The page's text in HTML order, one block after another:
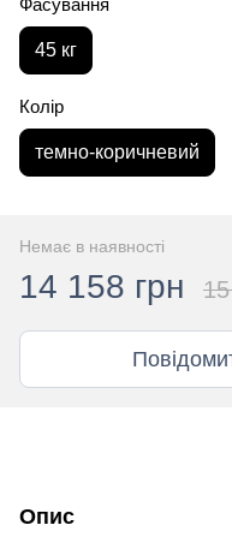
45 кг
Колір
темно-коричневий
Немає в наявності
14 158 грн
Опис